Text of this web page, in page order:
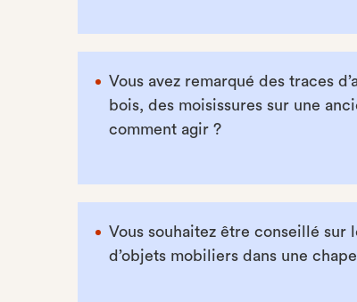
Vous avez remarqué des traces
bois, des moisissures sur une
comment agir ?
Vous souhaitez être conseillé sur
d’objets mobiliers dans une